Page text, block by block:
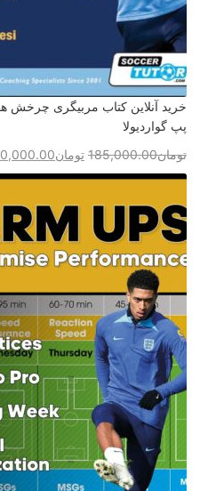
خرید آنلاین کتاب مربیگری چرخش
پپ گواردیولا
تومان185,000.00 تومان